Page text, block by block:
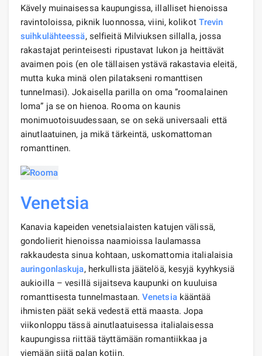
Kävely muinaisessa kaupungissa, illalliset hienoissa
ravintoloissa, piknik luonnossa, viini, kolikot Trevin
suihkulähteessä, selfieitä Milviuksen sillalla, jossa
rakastajat perinteisesti ripustavat lukon ja heittävät
avaimen pois (en ole tällaisen ystävä rakastavia eleitä,
mutta kuka minä olen pilatakseni romanttisen
tunnelmasi). Jokaisella parilla on oma ”roomalainen
loma” ja se on hienoa. Rooma on kaunis
monimuotoisuudessaan, se on sekä universaali että
ainutlaatuinen, ja mikä tärkeintä, uskomattoman
romanttinen.
Venetsia
Kanavia kapeiden venetsialaisten katujen välissä,
gondolierit hienoissa naamioissa laulamassa
rakkaudesta sinua kohtaan, uskomattomia italialaisia
auringonlaskuja, herkullista jäätelöä, kesyjä kyyhkysiä
aukioilla – vesillä sijaitseva kaupunki on kuuluisa
romanttisesta tunnelmastaan. Venetsiakääntää
ihmisten päät sekä vedestä että maasta. Jopa
viikonloppu tässä ainutlaatuisessa italialaisessa
kaupungissa riittää täyttämään romantiikkaa ja
viemään siitä palan kotiin.